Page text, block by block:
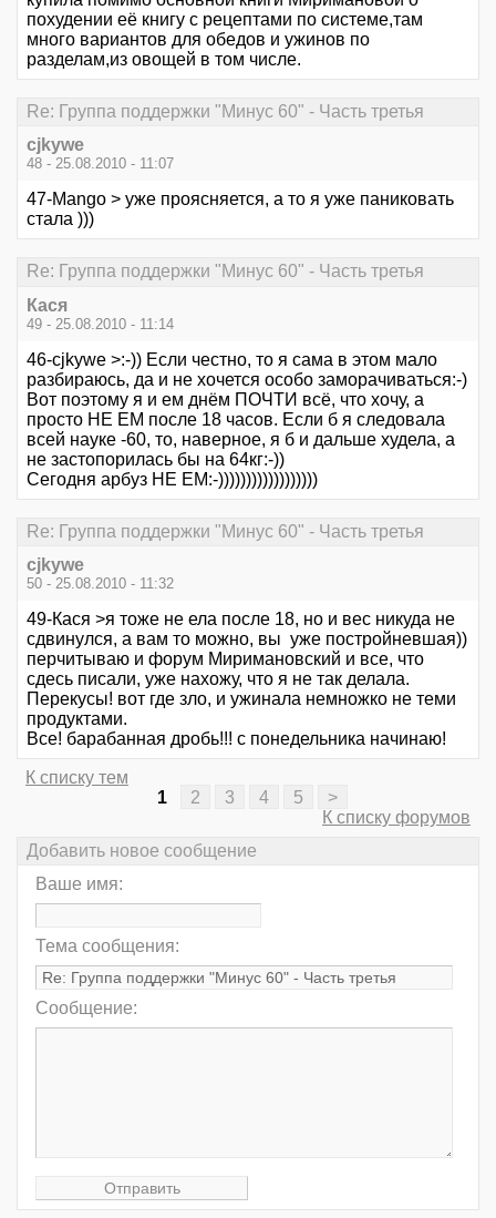
похудении её книгу с рецептами по системе,там
много вариантов для обедов и ужинов по
разделам,из овощей в том числе.
Re: Группа поддержки "Минус 60" - Часть третья
cjkywe
48 - 25.08.2010 - 11:07
47-Mango > уже проясняется, а то я уже паниковать
стала )))
Re: Группа поддержки "Минус 60" - Часть третья
Кася
49 - 25.08.2010 - 11:14
46-cjkywe >:-)) Если честно, то я сама в этом мало
разбираюсь, да и не хочется особо заморачиваться:-)
Вот поэтому я и ем днём ПОЧТИ всё, что хочу, а
просто НЕ ЕМ после 18 часов. Если б я следовала
всей науке -60, то, наверное, я б и дальше худела, а
не застопорилась бы на 64кг:-))
Сегодня арбуз НЕ ЕМ:-))))))))))))))))))
Re: Группа поддержки "Минус 60" - Часть третья
cjkywe
50 - 25.08.2010 - 11:32
49-Кася >я тоже не ела после 18, но и вес никуда не
сдвинулся, а вам то можно, вы уже постройневшая))
перчитываю и форум Миримановский и все, что
сдесь писали, уже нахожу, что я не так делала.
Перекусы! вот где зло, и ужинала немножко не теми
продуктами.
Все! барабанная дробь!!! с понедельника начинаю!
К списку тем
1
2 3 4 5
>
К списку форумов
Добавить новое сообщение
Ваше имя:
Тема сообщения:
Сообщение: